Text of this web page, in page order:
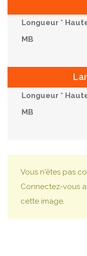
Vous n'êtes pas
Connectez-vous
cette image.